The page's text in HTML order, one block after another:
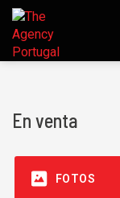
En venta
FOTOS